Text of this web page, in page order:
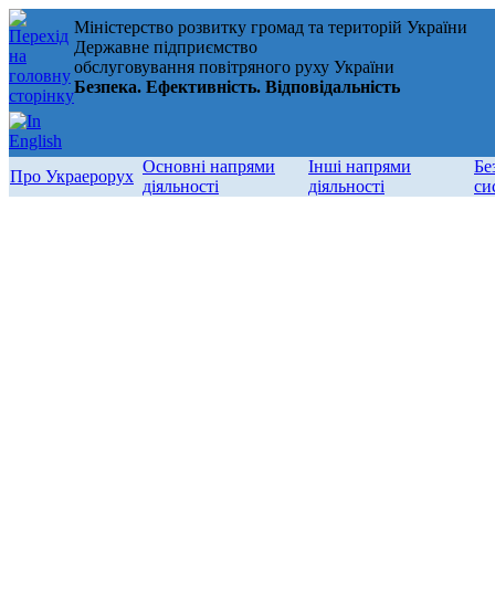
Міністерство розвитку громад та територій України
Державне підприємство
обслуговування повітряного руху України
Безпека. Ефективність. Відповідальність
Про Украерорух
Основні напрями
діяльності
Інші напрями
діяльності